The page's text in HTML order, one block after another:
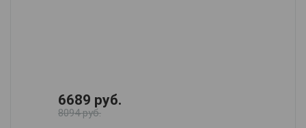
6689 руб.
8094 руб.